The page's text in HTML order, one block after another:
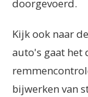
doorgevoerd.
Kijk ook naar
auto's gaat het
bijwerken van